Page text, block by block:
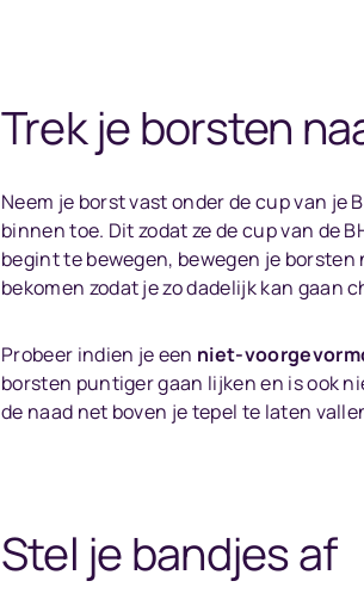
Trek je borsten
Neem je borst vast onder de cup van je
binnen toe. Dit zodat ze de cup van de
begint te bewegen, bewegen je
bekomen zodat je zo dadelijk kan gaan
Probeer indien je een niet-
borsten puntiger gaan lijken en is ook
de naad net boven je tepel te laten
Stel je bandjes af